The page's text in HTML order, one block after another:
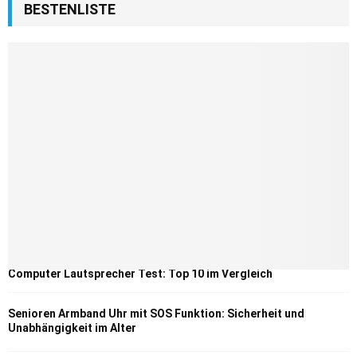
BESTENLISTE
Computer Lautsprecher Test: Top 10 im Vergleich
Senioren Armband Uhr mit SOS Funktion: Sicherheit und
Unabhängigkeit im Alter